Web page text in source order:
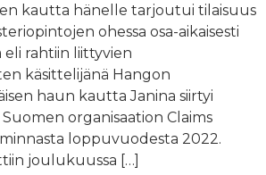
kautta hänelle tarjoutui tilaisuus
ohessa osa-aikaisesti
eli rahtiin liittyvien
käsittelijänä Hangon
haun kautta Janina siirtyi
organisaation Claims
loppuvuodesta 2022.
joulukuussa […]